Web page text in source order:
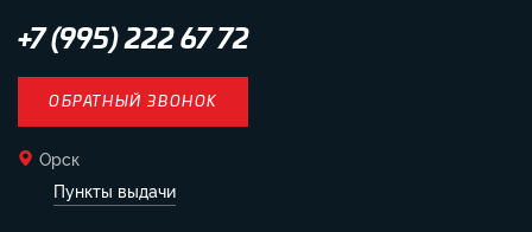
+7 (995) 222 67 72
ОБРАТНЫЙ ЗВОНОК
Орск
Пункты выдачи